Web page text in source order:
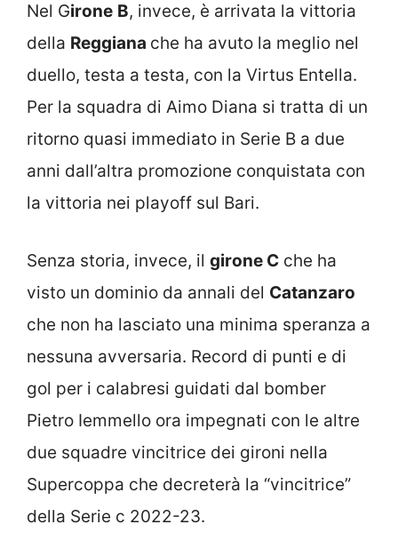
Nel Girone B, invece, è arrivata la vittoria
della Reggiana che ha avuto la meglio nel
duello, testa a testa, con la Virtus Entella.
Per la squadra di Aimo Diana si tratta di un
ritorno quasi immediato in Serie B a due
anni dall’altra promozione conquistata con
la vittoria nei playoff sul Bari.
Senza storia, invece, il girone C che ha
visto un dominio da annali del Catanzaro
che non ha lasciato una minima speranza a
nessuna avversaria. Record di punti e di
gol per i calabresi guidati dal bomber
Pietro Iemmello ora impegnati con le altre
due squadre vincitrice dei gironi nella
Supercoppa che decreterà la “vincitrice”
della Serie c 2022-23.